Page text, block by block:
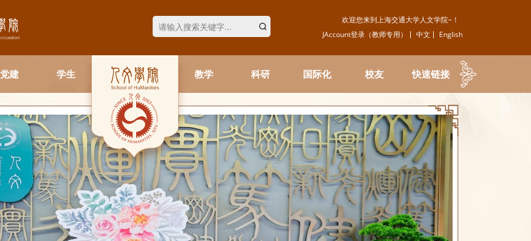
欢迎您来到上海交通大学人文学院~！
JAccount登录（教师专用）
中文 English
党建 学生 教学 科研 国际化 校友 快速链接